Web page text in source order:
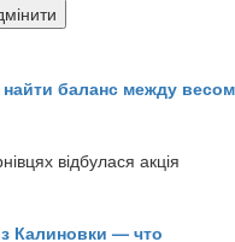
баланс между весом
відбулася акція
Калиновки — что